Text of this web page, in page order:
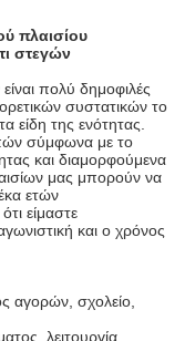
πλαισίου
στεγών
πολύ δημοφιλές
συστατικών το
είδη της ενότητας.
σύμφωνα με το
και διαμορφούμενα
μας μπορούν να
ετών
είμαστε
και ο χρόνος
αγορών, σχολείο,
λειτουργία